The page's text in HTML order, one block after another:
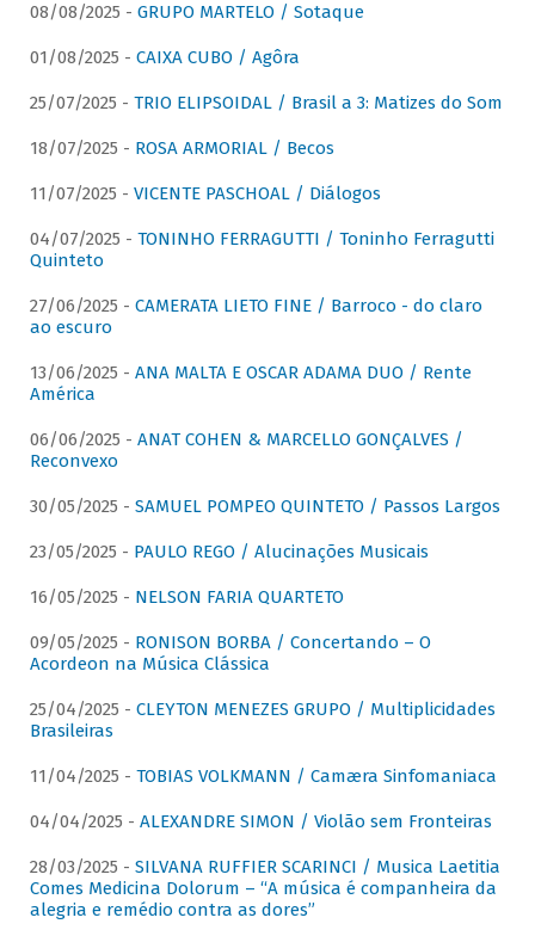
08/08/2025 - GRUPO MARTELO / Sotaque
01/08/2025 - CAIXA CUBO / Agôra
25/07/2025 - TRIO ELIPSOIDAL / Brasil a 3: Matizes do Som
18/07/2025 - ROSA ARMORIAL / Becos
11/07/2025 - VICENTE PASCHOAL / Diálogos
04/07/2025 - TONINHO FERRAGUTTI / Toninho Ferragutti
Quinteto
27/06/2025 - CAMERATA LIETO FINE / Barroco - do claro
ao escuro
13/06/2025 - ANA MALTA E OSCAR ADAMA DUO / Rente
América
06/06/2025 - ANAT COHEN & MARCELLO GONÇALVES /
Reconvexo
30/05/2025 - SAMUEL POMPEO QUINTETO / Passos Largos
23/05/2025 - PAULO REGO / Alucinações Musicais
16/05/2025 - NELSON FARIA QUARTETO
09/05/2025 - RONISON BORBA / Concertando – O
Acordeon na Música Clássica
25/04/2025 - CLEYTON MENEZES GRUPO / Multiplicidades
Brasileiras
11/04/2025 - TOBIAS VOLKMANN / Camæra Sinfomaniaca
04/04/2025 - ALEXANDRE SIMON / Violão sem Fronteiras
28/03/2025 - SILVANA RUFFIER SCARINCI / Musica Laetitia
Comes Medicina Dolorum – “A música é companheira da
alegria e remédio contra as dores”